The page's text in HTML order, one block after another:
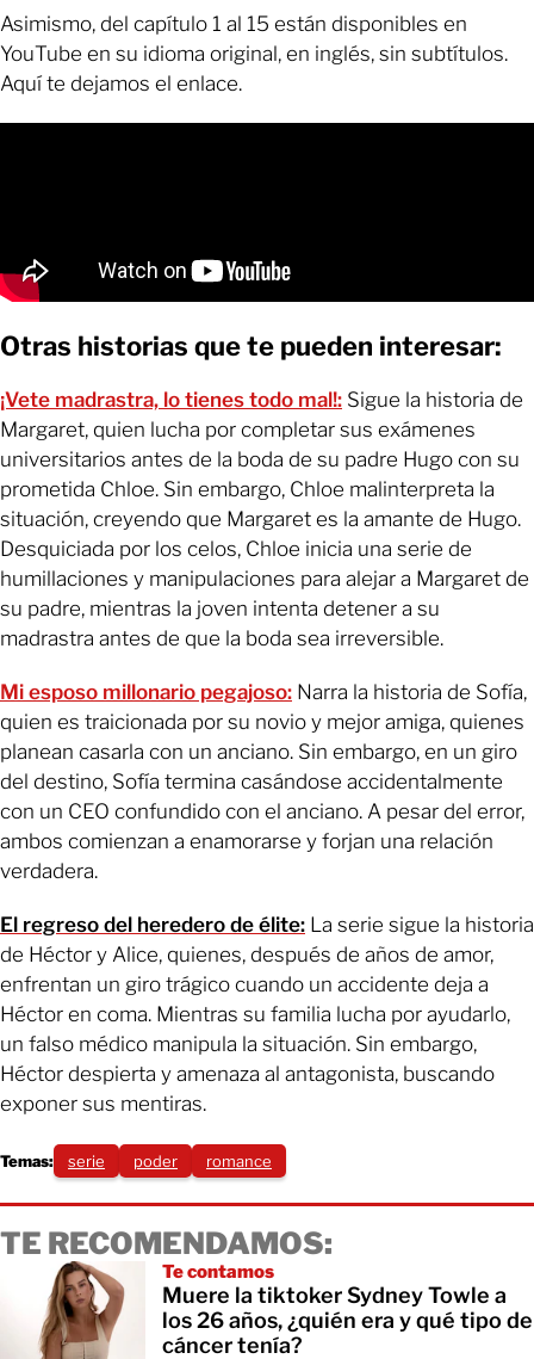
Asimismo, del capítulo 1 al 15 están disponibles en
YouTube en su idioma original, en inglés, sin subtítulos.
Aquí te dejamos el enlace.
Otras historias que te pueden interesar:
¡Vete madrastra, lo tienes todo mal!: Sigue la historia de
Margaret, quien lucha por completar sus exámenes
universitarios antes de la boda de su padre Hugo con su
prometida Chloe. Sin embargo, Chloe malinterpreta la
situación, creyendo que Margaret es la amante de Hugo.
Desquiciada por los celos, Chloe inicia una serie de
humillaciones y manipulaciones para alejar a Margaret de
su padre, mientras la joven intenta detener a su
madrastra antes de que la boda sea irreversible.
Mi esposo millonario pegajoso: Narra la historia de Sofía,
quien es traicionada por su novio y mejor amiga, quienes
planean casarla con un anciano. Sin embargo, en un giro
del destino, Sofía termina casándose accidentalmente
con un CEO confundido con el anciano. A pesar del error,
ambos comienzan a enamorarse y forjan una relación
verdadera.
El regreso del heredero de élite: La serie sigue la historia
de Héctor y Alice, quienes, después de años de amor,
enfrentan un giro trágico cuando un accidente deja a
Héctor en coma. Mientras su familia lucha por ayudarlo,
un falso médico manipula la situación. Sin embargo,
Héctor despierta y amenaza al antagonista, buscando
exponer sus mentiras.
Temas: serie poder romance
TE RECOMENDAMOS:
Te contamos
Muere la tiktoker Sydney Towle a
los 26 años, ¿quién era y qué tipo de
cáncer tenía?